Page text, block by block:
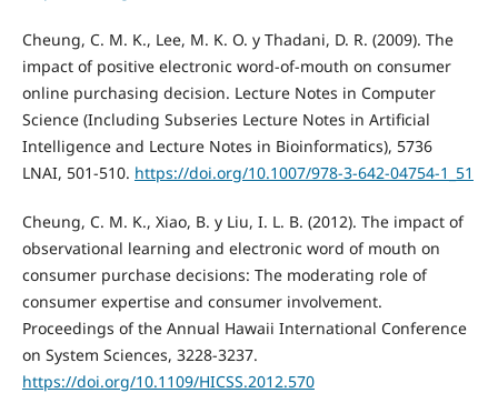
Cheung, C. M. K., Lee, M. K. O. y Thadani, D. R. (2009). The
impact of positive electronic word-of-mouth on consumer
online purchasing decision. Lecture Notes in Computer
Science (Including Subseries Lecture Notes in Artificial
Intelligence and Lecture Notes in Bioinformatics), 5736
LNAI, 501-510. https://doi.org/10.1007/978-3-642-04754-1_51
Cheung, C. M. K., Xiao, B. y Liu, I. L. B. (2012). The impact of
observational learning and electronic word of mouth on
consumer purchase decisions: The moderating role of
consumer expertise and consumer involvement.
Proceedings of the Annual Hawaii International Conference
on System Sciences, 3228-3237.
https://doi.org/10.1109/HICSS.2012.570